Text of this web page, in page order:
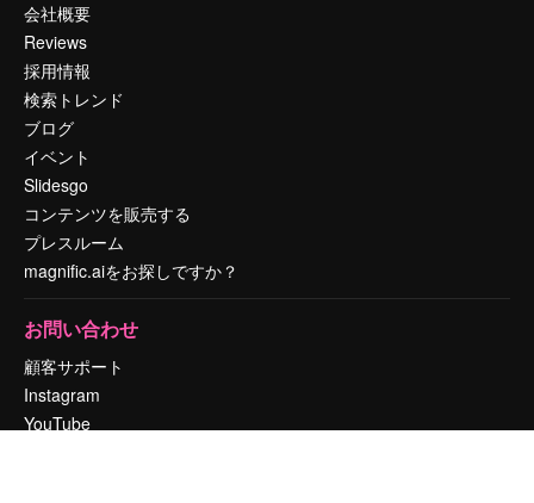
会社概要
Reviews
採用情報
検索トレンド
ブログ
イベント
Slidesgo
コンテンツを販売する
プレスルーム
magnific.aiをお探しですか？
お問い合わせ
顧客サポート
Instagram
YouTube